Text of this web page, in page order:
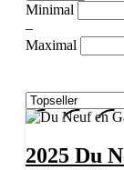
Minimal
–
Maximal
2025 Du